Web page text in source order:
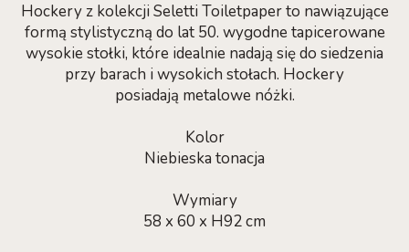
Hockery z kolekcji Seletti Toiletpaper to nawiązujące
formą stylistyczną do lat 50. wygodne tapicerowane
wysokie stołki, które idealnie nadają się do siedzenia
przy barach i wysokich stołach. Hockery
posiadają metalowe nóżki.
Kolor
Niebieska tonacja
Wymiary
58 x 60 x H92 cm